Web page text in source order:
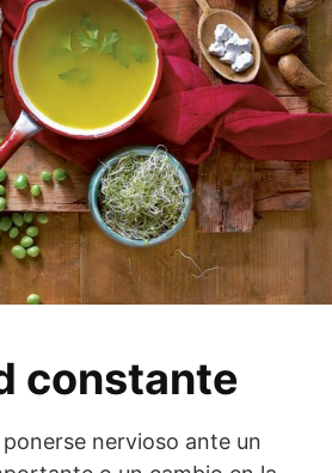
constante
nervioso ante un